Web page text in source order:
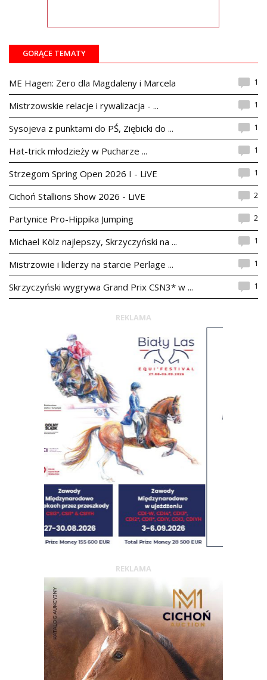
GORĄCE TEMATY
ME Hagen: Zero dla Magdaleny i Marcela 1
Mistrzowskie relacje i rywalizacja - ... 1
Sysojeva z punktami do PŚ, Ziębicki do ... 1
Hat-trick młodzieży w Pucharze ... 1
Strzegom Spring Open 2026 I - LiVE 1
Cichoń Stallions Show 2026 - LiVE 2
Partynice Pro-Hippika Jumping 2
Michael Kölz najlepszy, Skrzyczyński na ... 1
Mistrzowie i liderzy na starcie Perlage ... 1
Skrzyczyński wygrywa Grand Prix CSN3* w ... 1
REKLAMA
REKLAMA